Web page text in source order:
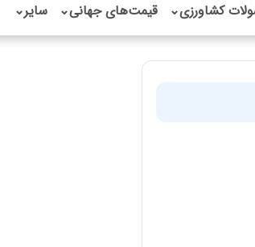
کشاورزی⌄ قیمت‌های جهانی⌄ سایر⌄